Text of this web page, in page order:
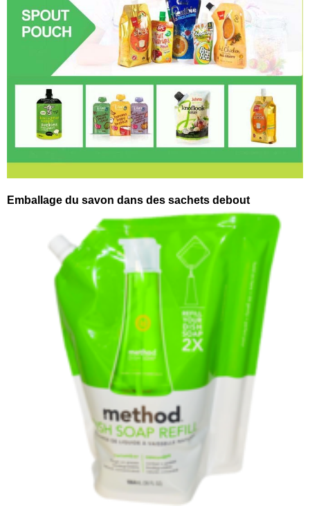
Emballage du savon dans des sachets debout